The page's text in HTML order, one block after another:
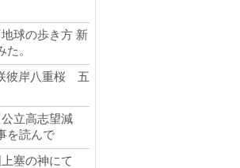
地球の歩き方 新
。
彼岸八重桜 五
公立高志望減
を読んで
上塞の神にて